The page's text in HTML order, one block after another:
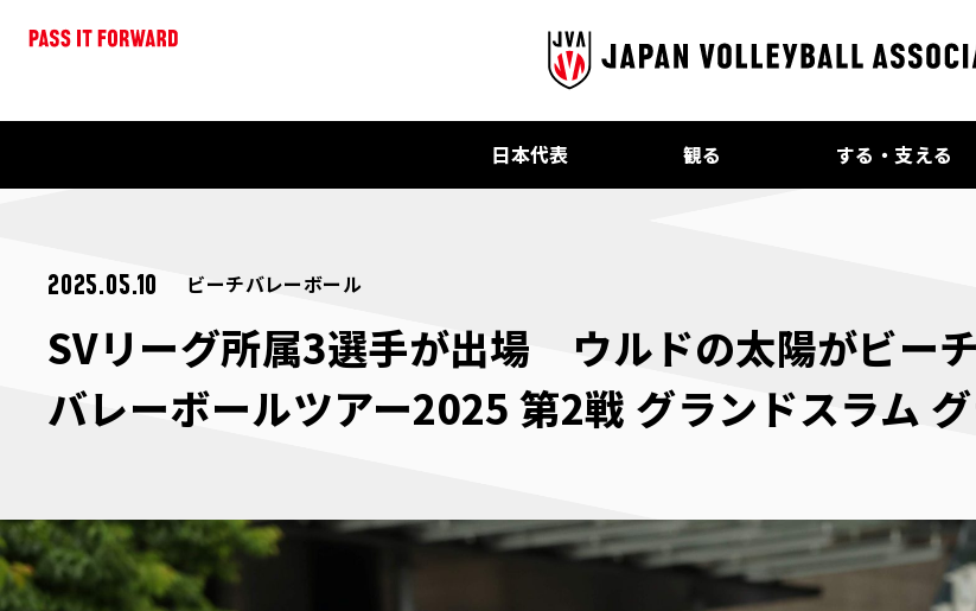
日本代表 観る する・支える
2025.05.10 ビーチバレーボール
SVリーグ所属3選手が出場 ウルドの太陽がビー
バレーボールツアー2025 第2戦 グランドスラム